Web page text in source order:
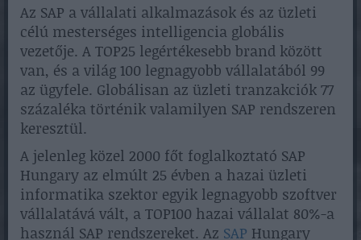
Az SAP a vállalati alkalmazások és az üzleti
célú mesterséges intelligencia globális
vezetője. A TOP25 legértékesebb brand között
van, és a világ 100 legnagyobb vállalatából 99
az ügyfele. Globálisan az üzleti tranzakciók 77
százaléka történik valamilyen SAP rendszeren
keresztül.
A jelenleg közel 2000 főt foglalkoztató SAP
Hungary az elmúlt 25 évben a hazai üzleti
informatika szektor egyik legnagyobb szoftver
vállalatává vált, a TOP100 hazai vállalat 80%-a
használ SAP rendszereket. Az SAP Hungary